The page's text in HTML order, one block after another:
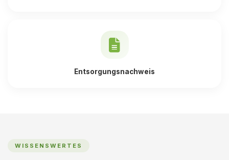
Entsorgungsnachweis
WISSENSWERTES